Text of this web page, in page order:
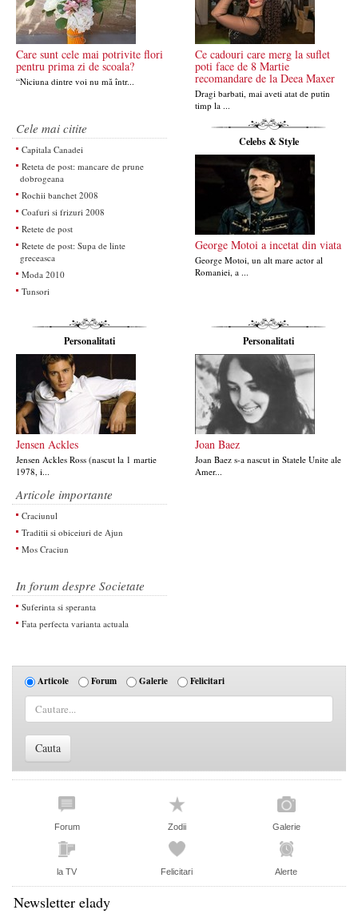
Care sunt cele mai potrivite flori
pentru prima zi de scoala?
“Niciuna dintre voi nu mă într...
Ce cadouri care merg la suflet
poti face de 8 Martie 
recomandare de la Deea Maxer
Dragi barbati, mai aveti atat de putin
timp la ...
Cele mai citite
Capitala Canadei
Reteta de post: mancare de prune
dobrogeana
Rochii banchet 2008
Coafuri si frizuri 2008
Retete de post
Retete de post: Supa de linte
greceasca
Moda 2010
Tunsori
Celebs & Style
George Motoi a incetat din viata
George Motoi, un alt mare actor al
Romaniei, a ...
Personalitati
Jensen Ackles
Jensen Ackles Ross (nascut la 1 martie
1978, i...
Personalitati
Joan Baez
Joan Baez s-a nascut in Statele Unite ale
Amer...
Articole importante
Craciunul
Traditii si obiceiuri de Ajun
Mos Craciun
In forum despre Societate
Suferinta si speranta
Fata perfecta varianta actuala
Articole Forum Galerie Felicitari
Forum Zodii Galerie
la TV Felicitari Alerte
Newsletter elady